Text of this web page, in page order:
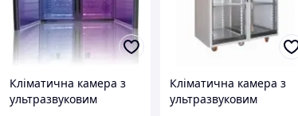
Кліматична камера з
ультразвуковим
Кліматична камера з
ультразвуковим